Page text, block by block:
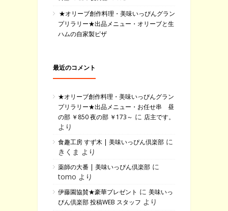
★オリーブ創作料理・美味いっぴんグラン
プリラリー★出品メニュー・オリーブと生
ハムの自家製ピザ
最近のコメント
★オリーブ創作料理・美味いっぴんグラン
プリラリー★出品メニュー・お任せ串 昼
の部 ￥850 夜の部 ￥173～ に 店主です。
より
食趣工房 すず木 | 美味いっぴん倶楽部 に
きくま より
薬師の大番 | 美味いっぴん倶楽部 に
tomo より
伊藤園協賛★豪華プレゼント に 美味いっ
ぴん倶楽部 投稿WEB スタッフ より